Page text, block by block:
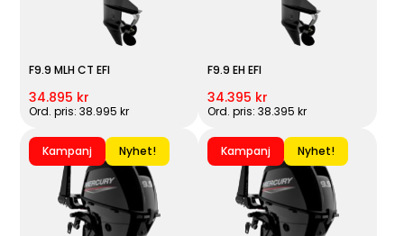
F9.9 MLH CT EFI
34.895 kr
Ord. pris: 38.995 kr
F9.9 EH EFI
34.395 kr
Ord. pris: 38.395 kr
Kampanj Nyhet! Kampanj Nyhet!